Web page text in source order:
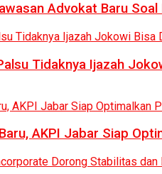
Advokat Baru
Tidaknya Ijazah
AKPI Jabar Siap